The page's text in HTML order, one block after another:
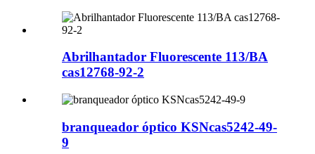
Abrilhantador Fluorescente 113/BA
cas12768-92-2
branqueador óptico KSNcas5242-49-
9